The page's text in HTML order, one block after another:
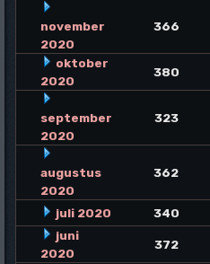
november
2020
366
oktober
2020
380
september
2020
323
augustus
2020
362
juli 2020 340
juni
2020
372